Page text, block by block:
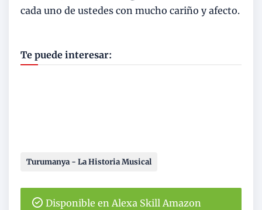
cada uno de ustedes con mucho cariño y afecto.
Te puede interesar:
Turumanya - La Historia Musical
Disponible en Alexa Skill Amazon